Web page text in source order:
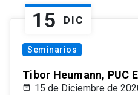
15 DIC
Seminarios
Tibor Heumann, PUC
15 de Diciembre de